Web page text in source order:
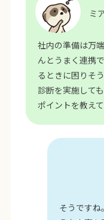
ミ
社内の準備は万
んとうまく連携
るときに困りそ
診断を実施して
ポイントを教えて
そうですね